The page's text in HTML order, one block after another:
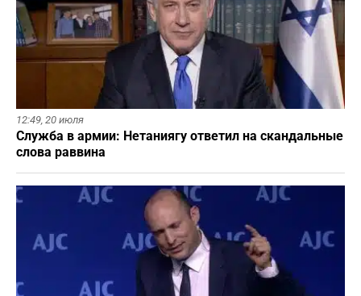
12:49, 20 июля
Служба в армии: Нетаниягу ответил на скандальные
слова раввина